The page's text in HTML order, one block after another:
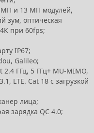
МП и 13 МП модулей,
зум, оптическая
при 60fps;
IP67;
Galileo;
ГГц, 5 ГГц+ MU-MIMO,
LTE. Cat 18 с загрузкой
лица;
зарядка QC 4.0;